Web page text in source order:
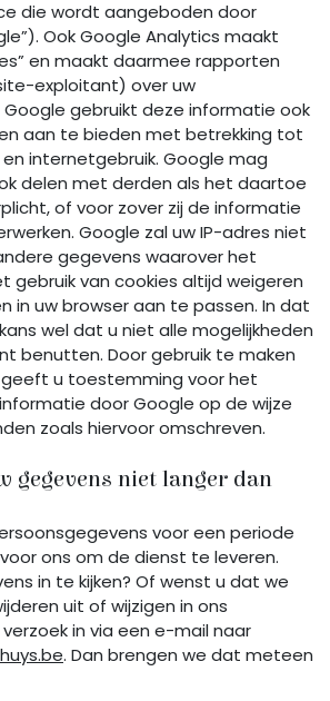
die wordt aangeboden door
Ook Google Analytics maakt
en maakt daarmee rapporten
exploitant) over uw
gebruikt deze informatie ook
aan te bieden met betrekking tot
internetgebruik. Google mag
delen met derden als het daartoe
of voor zover zij de informatie
Google zal uw IP-adres niet
gegevens waarover het
gebruik van cookies altijd weigeren
in uw browser aan te passen. In dat
wel dat u niet alle mogelijkheden
benutten. Door gebruik te maken
u toestemming voor het
door Google op de wijze
zoals hiervoor omschreven.
gegevens niet langer dan
voor een periode
ons om de dienst te leveren.
in te kijken? Of wenst u dat we
uit of wijzigen in ons
in via een e-mail naar
. Dan brengen we dat meteen